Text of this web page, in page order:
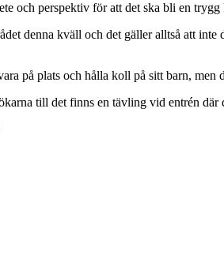
och perspektiv för att det ska bli en
denna kväll och det gäller alltså att
på plats och hålla koll på sitt barn,
till det finns en tävling vid entrén där